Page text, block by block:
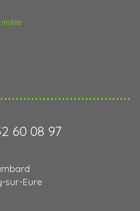
60 08 97
sur-Eure